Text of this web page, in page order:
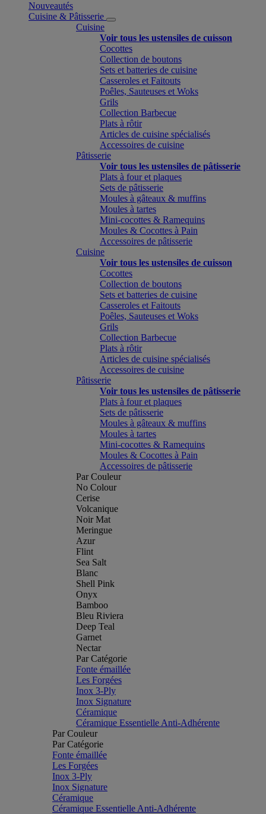
Nouveautés
Cuisine & Pâtisserie
Cuisine
Voir tous les ustensiles de cuisson
Cocottes
Collection de boutons
Sets et batteries de cuisine
Casseroles et Faitouts
Poêles, Sauteuses et Woks
Grils
Collection Barbecue
Plats à rôtir
Articles de cuisine spécialisés
Accessoires de cuisine
Pâtisserie
Voir tous les ustensiles de pâtisserie
Plats à four et plaques
Sets de pâtisserie
Moules à gâteaux & muffins
Moules à tartes
Mini-cocottes & Ramequins
Moules & Cocottes à Pain
Accessoires de pâtisserie
Cuisine
Voir tous les ustensiles de cuisson
Cocottes
Collection de boutons
Sets et batteries de cuisine
Casseroles et Faitouts
Poêles, Sauteuses et Woks
Grils
Collection Barbecue
Plats à rôtir
Articles de cuisine spécialisés
Accessoires de cuisine
Pâtisserie
Voir tous les ustensiles de pâtisserie
Plats à four et plaques
Sets de pâtisserie
Moules à gâteaux & muffins
Moules à tartes
Mini-cocottes & Ramequins
Moules & Cocottes à Pain
Accessoires de pâtisserie
Par Couleur
No Colour
Cerise
Volcanique
Noir Mat
Meringue
Azur
Flint
Sea Salt
Blanc
Shell Pink
Onyx
Bamboo
Bleu Riviera
Deep Teal
Garnet
Nectar
Par Catégorie
Fonte émaillée
Les Forgées
Inox 3-Ply
Inox Signature
Céramique
Céramique Essentielle Anti-Adhérente
Par Couleur
Par Catégorie
Fonte émaillée
Les Forgées
Inox 3-Ply
Inox Signature
Céramique
Céramique Essentielle Anti-Adhérente